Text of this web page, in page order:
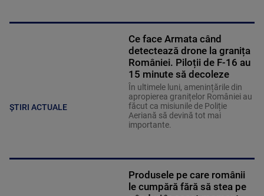
ȘTIRI ACTUALE
Ce face Armata când
detectează drone la granița
României. Piloții de F-16 au
15 minute să decoleze
În ultimele luni, amenințările din
apropierea granițelor României au
făcut ca misiunile de Poliție
Aeriană să devină tot mai
importante.
Produsele pe care românii
le cumpără fără să stea pe